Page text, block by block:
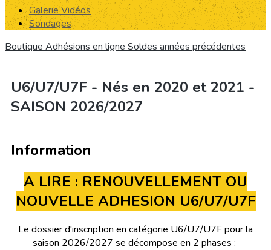
Galerie Vidéos
Sondages
Boutique Adhésions en ligne Soldes années précédentes
U6/U7/U7F - Nés en 2020 et 2021 -
SAISON 2026/2027
Information
A LIRE : RENOUVELLEMENT OU
NOUVELLE ADHESION U6/U7/U7F
Le dossier d'inscription en catégorie U6/U7/U7F pour la
saison 2026/2027 se décompose en 2 phases :